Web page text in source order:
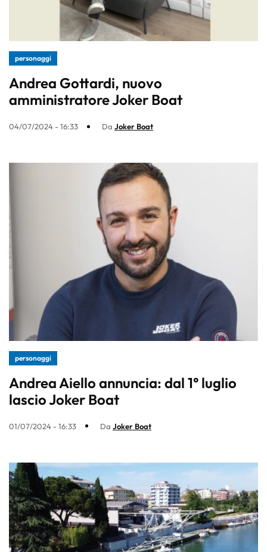
personaggi
Andrea Gottardi, nuovo
amministratore Joker Boat
04/07/2024 - 16:33 Da Joker Boat
personaggi
Andrea Aiello annuncia: dal 1° luglio
lascio Joker Boat
01/07/2024 - 16:33 Da Joker Boat